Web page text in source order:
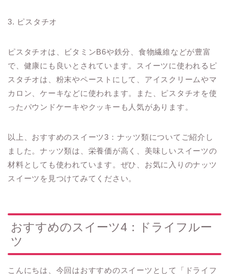
3. ピスタチオ
ピスタチオは、ビタミンB6や鉄分、食物繊維などが豊富
で、健康にも良いとされています。スイーツに使われるピ
スタチオは、粉末やペーストにして、アイスクリームやマ
カロン、ケーキなどに使われます。また、ピスタチオを使
ったパウンドケーキやクッキーも人気があります。
以上、おすすめのスイーツ3：ナッツ類についてご紹介し
ました。ナッツ類は、栄養価が高く、美味しいスイーツの
材料としても使われています。ぜひ、お気に入りのナッツ
スイーツを見つけてみてください。
おすすめのスイーツ4：ドライフルー
ツ
こんにちは、今回はおすすめのスイーツとして「ドライフ